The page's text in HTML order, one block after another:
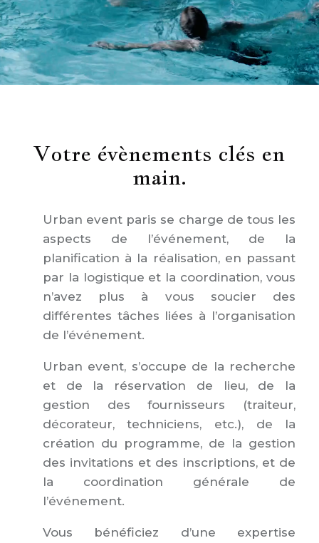
Votre évènements clés en
main.
Urban event paris se charge de tous les
aspects de l’événement, de la
planification à la réalisation, en passant
par la logistique et la coordination, vous
n’avez plus à vous soucier des
différentes tâches liées à l’organisation
de l’événement.
Urban event, s’occupe de la recherche
et de la réservation de lieu, de la
gestion des fournisseurs (traiteur,
décorateur, techniciens, etc.), de la
création du programme, de la gestion
des invitations et des inscriptions, et de
la coordination générale de
l’événement.
Vous bénéficiez d’une expertise